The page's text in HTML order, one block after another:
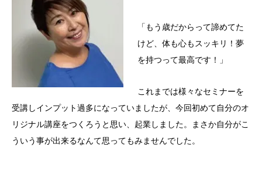
「もう歳だからって諦めてた
けど、体も心もスッキリ！夢
を持つって最高です！」
これまでは様々なセミナーを
受講しインプット過多になっていましたが、今回初めて自分のオ
リジナル講座をつくろうと思い、起業しました。まさか自分がこ
ういう事が出来るなんて思ってもみませんでした。